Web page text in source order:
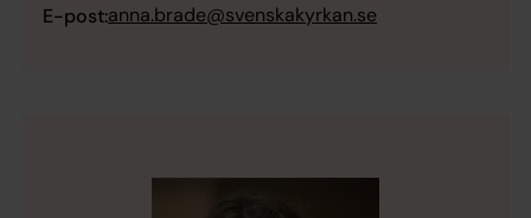
E-post:anna.brade@svenskakyrkan.se